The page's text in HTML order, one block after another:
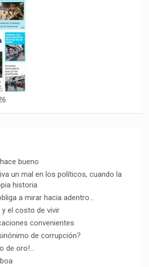
bueno
un mal en los políticos, cuando la
historia
a mirar hacia adentro…
el costo de vivir
convenientes
de corrupción?
de oro!…